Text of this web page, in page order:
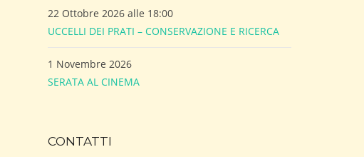
22 Ottobre 2026 alle 18:00
UCCELLI DEI PRATI – CONSERVAZIONE E RICERCA
1 Novembre 2026
SERATA AL CINEMA
CONTATTI